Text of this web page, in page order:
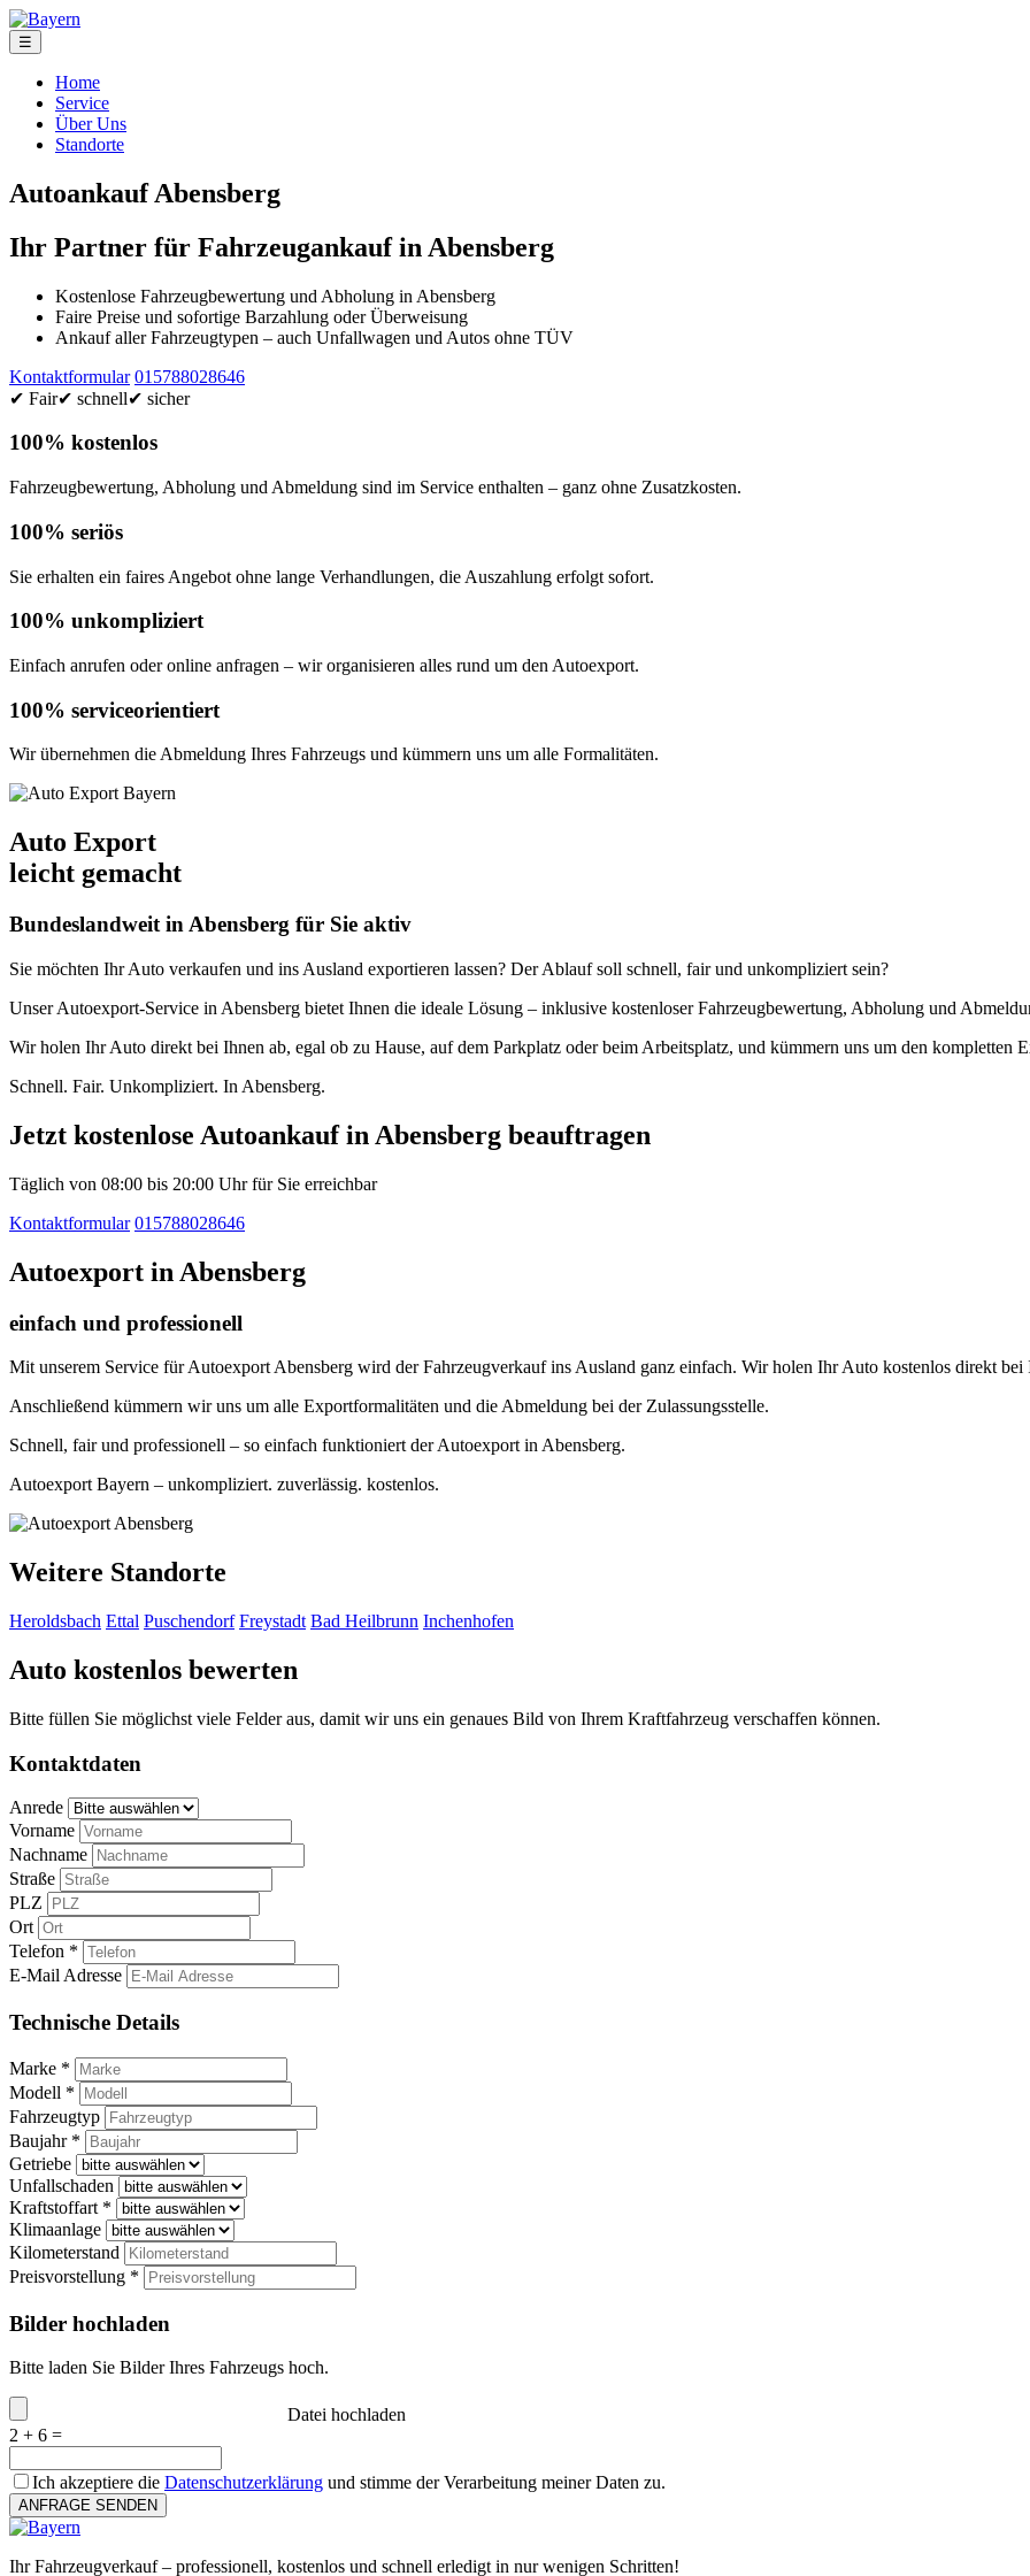
☰
Home
Service
Über Uns
Standorte
Autoankauf Abensberg
Ihr Partner für Fahrzeugankauf in Abensberg
Kostenlose Fahrzeugbewertung und Abholung in Abensberg
Faire Preise und sofortige Barzahlung oder Überweisung
Ankauf aller Fahrzeugtypen – auch Unfallwagen und Autos ohne TÜV
Kontaktformular 015788028646
✔ Fair✔ schnell✔ sicher
100% kostenlos
Fahrzeugbewertung, Abholung und Abmeldung sind im Service enthalten – ganz ohne Zusatzkosten.
100% seriös
Sie erhalten ein faires Angebot ohne lange Verhandlungen, die Auszahlung erfolgt sofort.
100% unkompliziert
Einfach anrufen oder online anfragen – wir organisieren alles rund um den Autoexport.
100% serviceorientiert
Wir übernehmen die Abmeldung Ihres Fahrzeugs und kümmern uns um alle Formalitäten.
Auto Export
leicht gemacht
Bundeslandweit in Abensberg für Sie aktiv
Sie möchten Ihr Auto verkaufen und ins Ausland exportieren lassen? Der Ablauf soll schnell, fair und unkompliziert sein?
Unser Autoexport-Service in Abensberg bietet Ihnen die ideale Lösung – inklusive kostenloser Fahrzeugbewertung, Abholung und
Wir holen Ihr Auto direkt bei Ihnen ab, egal ob zu Hause, auf dem Parkplatz oder beim Arbeitsplatz, und kümmern uns um den kompletten
Schnell. Fair. Unkompliziert. In Abensberg.
Jetzt kostenlose Autoankauf in Abensberg beauftragen
Täglich von 08:00 bis 20:00 Uhr für Sie erreichbar
Kontaktformular 015788028646
Autoexport in Abensberg
einfach und professionell
Mit unserem Service für Autoexport Abensberg wird der Fahrzeugverkauf ins Ausland ganz einfach. Wir holen Ihr Auto kostenlos direkt
Anschließend kümmern wir uns um alle Exportformalitäten und die Abmeldung bei der Zulassungsstelle.
Schnell, fair und professionell – so einfach funktioniert der Autoexport in Abensberg.
Autoexport Bayern – unkompliziert. zuverlässig. kostenlos.
Weitere Standorte
Heroldsbach Ettal Puschendorf Freystadt Bad Heilbrunn Inchenhofen
Auto kostenlos bewerten
Bitte füllen Sie möglichst viele Felder aus, damit wir uns ein genaues Bild von Ihrem Kraftfahrzeug verschaffen können.
Kontaktdaten
Anrede
Vorname
Nachname
Straße
PLZ
Ort
Telefon *
E-Mail Adresse
Technische Details
Marke *
Modell *
Fahrzeugtyp
Baujahr *
Getriebe
Unfallschaden
Kraftstoffart *
Klimaanlage
Kilometerstand
Preisvorstellung *
Bilder hochladen
Bitte laden Sie Bilder Ihres Fahrzeugs hoch.
Datei hochladen
2 + 6 =
Ich akzeptiere die Datenschutzerklärung und stimme der Verarbeitung meiner Daten zu.
ANFRAGE SENDEN
Ihr Fahrzeugverkauf – professionell, kostenlos und schnell erledigt in nur wenigen Schritten!